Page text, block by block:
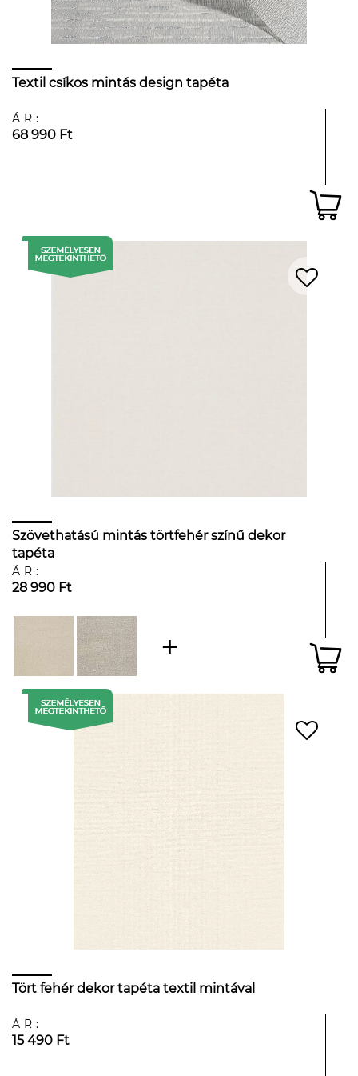
Textil csíkos mintás design tapéta
ÁR:
68 990 Ft
Szövethatású mintás törtfehér színű dekor
tapéta
ÁR:
28 990 Ft
Tört fehér dekor tapéta textil mintával
ÁR:
15 490 Ft